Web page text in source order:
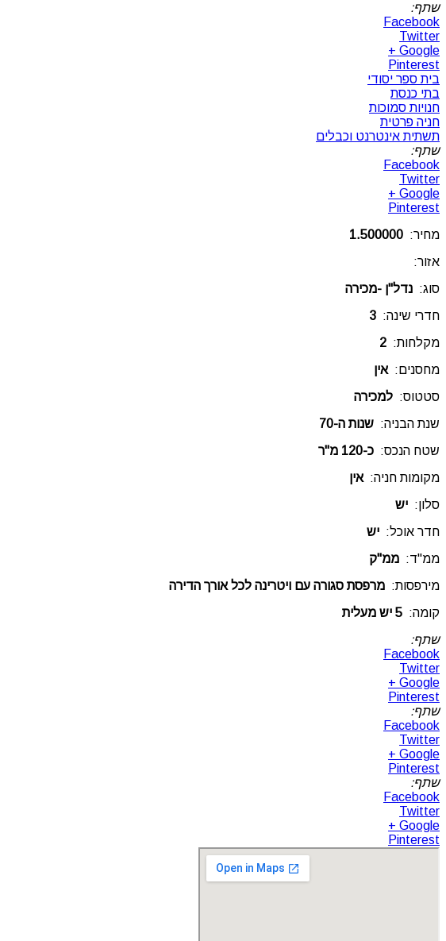
שתף:
Facebook
Twitter
Google +
Pinterest
בית ספר יסודי
בתי כנסת
חנויות סמוכות
חניה פרטית
תשתית אינטרנט וכבלים
שתף:
Facebook
Twitter
Google +
Pinterest
מחיר: 1.500000
אזור:
סוג: נדל"ן -מכירה
חדרי שינה: 3
מקלחות: 2
מחסנים: אין
סטטוס: למכירה
שנת הבניה: שנות ה-70
שטח הנכס: כ-120 מ"ר
מקומות חניה: אין
סלון: יש
חדר אוכל: יש
ממ"ד: ממ"ק
מירפסות: מרפסת סגורה עם ויטרינה לכל אורך הדירה
קומה: 5 יש מעלית
שתף:
Facebook
Twitter
Google +
Pinterest
שתף:
Facebook
Twitter
Google +
Pinterest
שתף:
Facebook
Twitter
Google +
Pinterest